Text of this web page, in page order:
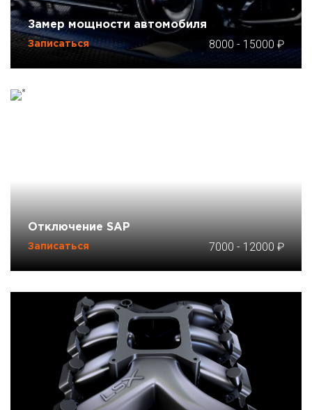
Замер мощности автомобиля
Записаться 8000 - 15000
Отключение SAP
Записаться 7000 - 12000